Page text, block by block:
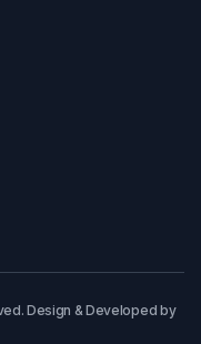
Design & Developed by